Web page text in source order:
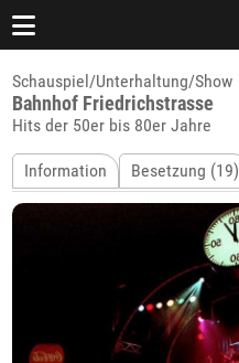
Schauspiel/Unterhaltung/Show
Bahnhof Friedrichstrasse
Hits der 50er bis 80er Jahre
Information Besetzung (19)